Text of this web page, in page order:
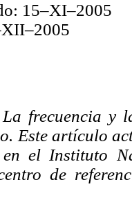
15–XI–2005
La frecuencia y
Este artículo
el Instituto
de